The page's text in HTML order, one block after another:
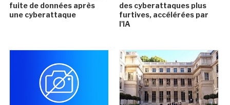
fuite de données après
une cyberattaque
des cyberattaques plus
furtives, accélérées par
l'IA